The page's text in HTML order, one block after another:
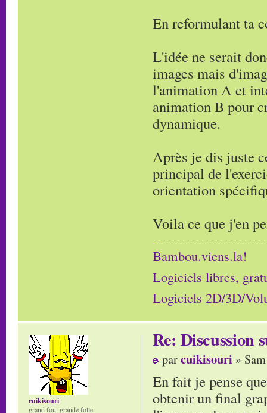
En reformulant ta
L'idée ne serait
images mais
l'animation A et
animation B pour
dynamique.
Après je dis juste
principal de
orientation
Voila ce que j'en
Bambou.viens.la!
Logiciels libres,
Logiciels 2D/3D/
Re: Discussion
parcuikisouri »
En fait je pense
obtenir un final
cuikisouri
grand fou, grande folle